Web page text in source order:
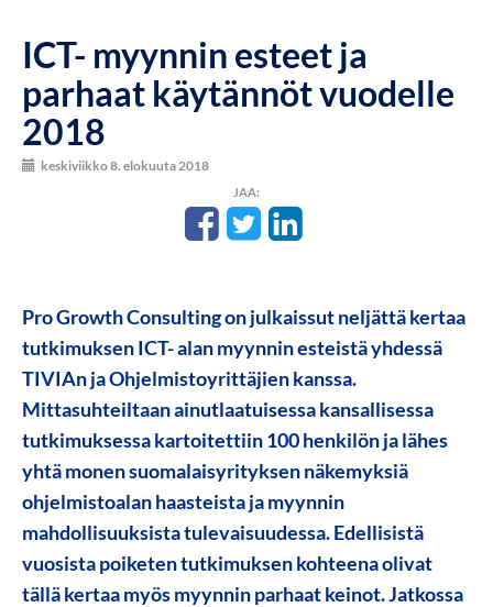
ICT- myynnin esteet ja
parhaat käytännöt vuodelle
2018
keskiviikko 8. elokuuta 2018
JAA:
Pro Growth Consulting on julkaissut neljättä kertaa
tutkimuksen ICT- alan myynnin esteistä yhdessä
TIVIAn ja Ohjelmistoyrittäjien kanssa.
Mittasuhteiltaan ainutlaatuisessa kansallisessa
tutkimuksessa kartoitettiin 100 henkilön ja lähes
yhtä monen suomalaisyrityksen näkemyksiä
ohjelmistoalan haasteista ja myynnin
mahdollisuuksista tulevaisuudessa. Edellisistä
vuosista poiketen tutkimuksen kohteena olivat
tällä kertaa myös myynnin parhaat keinot. Jatkossa